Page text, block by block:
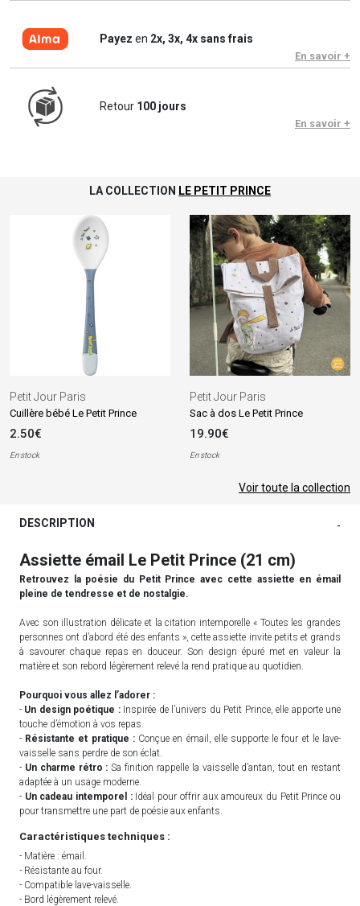
Payez en 2x, 3x, 4x sans frais
En savoir +
Retour 100 jours
En savoir +
LA COLLECTION LE PETIT PRINCE
Petit Jour Paris
Cuillère bébé Le Petit Prince
2.50€
En stock
Petit Jour Paris
Sac à dos Le Petit Prince
19.90€
En stock
Voir toute la collection
DESCRIPTION -
Assiette émail Le Petit Prince (21 cm)
Retrouvez la poésie du Petit Prince avec cette assiette en émail
pleine de tendresse et de nostalgie.
Avec son illustration délicate et la citation intemporelle « Toutes les grandes
personnes ont d’abord été des enfants », cette assiette invite petits et grands
à savourer chaque repas en douceur. Son design épuré met en valeur la
matière et son rebord légèrement relevé la rend pratique au quotidien.
Pourquoi vous allez l’adorer :
- Un design poétique :Inspirée de l’univers du Petit Prince, elle apporte une
touche d’émotion à vos repas.
- Résistante et pratique :Conçue en émail, elle supporte le four et le lave-
vaisselle sans perdre de son éclat.
- Un charme rétro : Sa finition rappelle la vaisselle d’antan, tout en restant
adaptée à un usage moderne.
- Un cadeau intemporel :Idéal pour offrir aux amoureux du Petit Prince ou
pour transmettre une part de poésie aux enfants.
Caractéristiques techniques :
- Matière : émail.
- Résistante au four.
- Compatible lave-vaisselle.
- Bord légèrement relevé.